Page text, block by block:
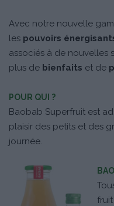
Avec notre nouvelle
les pouvoirs
associés à de nouvelles
plus de bienfaits et de
POUR QUI ?
Baobab Superfruit est
plaisir des petits et des
journée.